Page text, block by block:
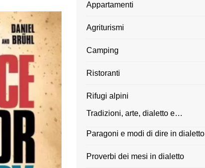
Appartamenti
Agriturismi
Camping
Ristoranti
Rifugi alpini
Tradizioni, arte, dialetto e…
Paragoni e modi di dire in dialetto
Proverbi dei mesi in dialetto